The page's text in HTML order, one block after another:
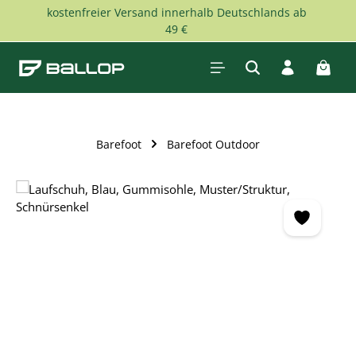
Zum Hauptinhalt springen
kostenfreier Versand innerhalb Deutschlands ab
49 €
Barefoot Barefoot Outdoor
Bildergalerie überspringen